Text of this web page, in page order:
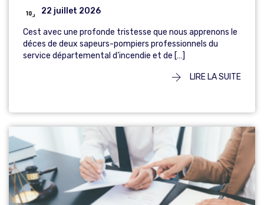
22 juillet 2026
Cest avec une profonde tristesse que nous apprenons le
déces de deux sapeurs-pompiers professionnels du
service départemental d’incendie et de […]
LIRE LA SUITE